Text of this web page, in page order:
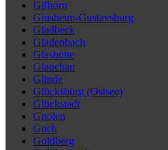
Gifhorn
Ginsheim-Gustavsburg
Gladbeck
Gladenbach
Glashütte
Glauchau
Glinde
Glücksburg (Ostsee)
Glückstadt
Gnoien
Goch
Goldberg